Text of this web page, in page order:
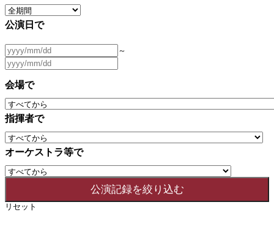
公演日で
～
会場で
指揮者で
オーケストラ等で
リセット